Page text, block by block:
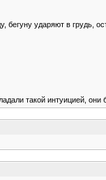
ударяют в грудь,
такой интуицией,